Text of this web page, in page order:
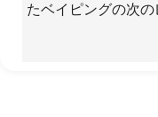
たベイピングの次の